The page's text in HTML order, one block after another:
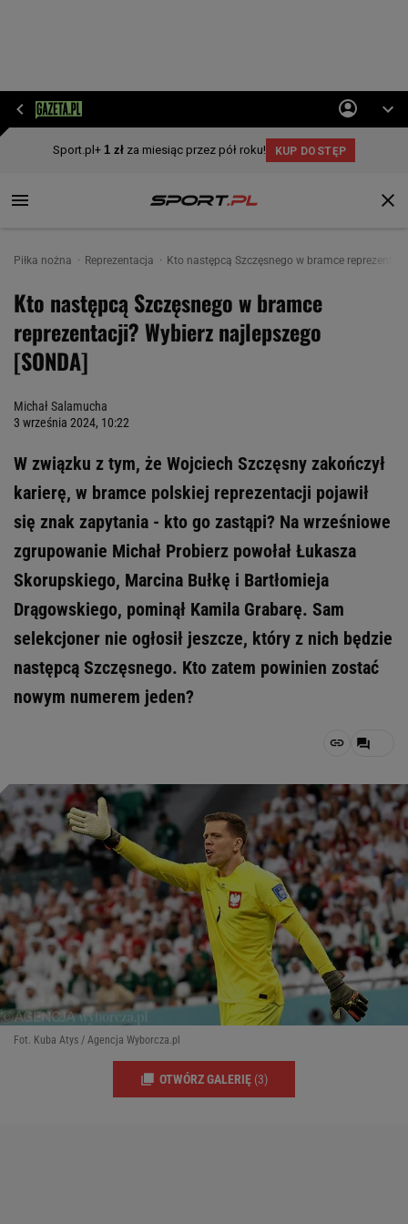
Piłka nożna Reprezentacja Kto następcą Szczęsnego w bramce
Kto następcą Szczęsnego w bramce
reprezentacji? Wybierz najlepszego
[SONDA]
Michał Salamucha
3 września 2024, 10:22
W związku z tym, że Wojciech Szczęsny zakończył
karierę, w bramce polskiej reprezentacji pojawił
się znak zapytania - kto go zastąpi? Na wrześniowe
zgrupowanie Michał Probierz powołał Łukasza
Skorupskiego, Marcina Bułkę i Bartłomieja
Drągowskiego, pominął Kamila Grabarę. Sam
selekcjoner nie ogłosił jeszcze, który z nich będzie
następcą Szczęsnego. Kto zatem powinien zostać
nowym numerem jeden?
Fot. Kuba Atys / Agencja Wyborcza.pl
OTWÓRZ GALERIĘ (3)